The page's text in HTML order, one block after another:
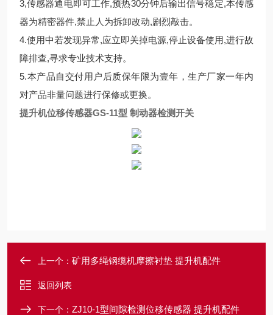
3,传感器通电即可工作,预热30分钟后输出信号稳定,本传感
器为精密器件,禁止人为拆卸改动,剧烈敲击。
4.使用中若发现异常,应立即关掉电源,停止设备使用,进行故
障排查,寻求专业技术支持。
5.本产品自交付用户后质保年限为壹年，生产厂家一年内
对产品非量问题进行保修或更换。
提升机位移传感器GS-11型 制动器检测开关
上一个： 矿用多绳钢缆机摩擦衬垫 提升机配件
返回列表
下一个： ZJ10-1型间隙检测位移传感器 提升机配件